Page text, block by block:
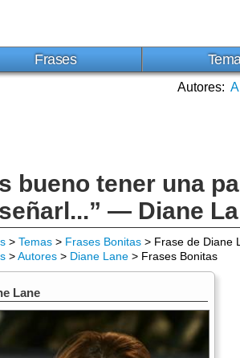
Frases
Autores: A
bueno tener una
— Diane
> Temas > Frases Bonitas > Frase de Diane
>Autores > Diane Lane > Frases Bonitas
Lane